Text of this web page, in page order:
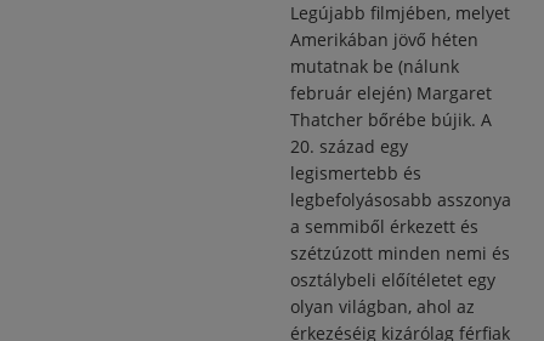
Legújabb filmjében, melyet
Amerikában jövő héten
mutatnak be (nálunk
február elején) Margaret
Thatcher bőrébe bújik. A
20. század egy
legismertebb és
legbefolyásosabb asszonya
a semmiből érkezett és
szétzúzott minden nemi és
osztálybeli előítéletet egy
olyan világban, ahol az
érkezéséig kizárólag férfiak